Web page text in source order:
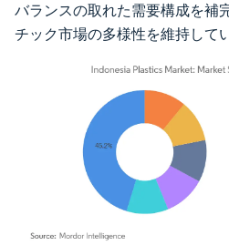
バランスの取れた需要構成を補
チック市場の多様性を維持して